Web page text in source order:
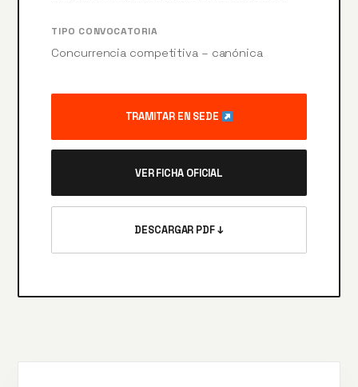
TIPO CONVOCATORIA
Concurrencia competitiva – canónica
TRAMITAR EN SEDE
VER FICHA OFICIAL
DESCARGAR PDF ↓